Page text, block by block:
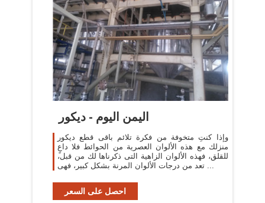
اليمن اليوم - ديكور
وإذا كنتِ متخوفة من فكرة تلائم باقى قطع ديكور
منزلك مع هذه الألوان العصرية من الحوائط فلا داعٍ
للقلق، فهذه الألوان الزاهية التى ذكرناها لك من قبل،
تعد من درجات الألوان المرنة بشكل كبير، فهى ...
احصل على السعر